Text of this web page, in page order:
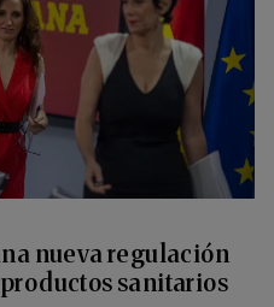
nueva regulación
sanitarios